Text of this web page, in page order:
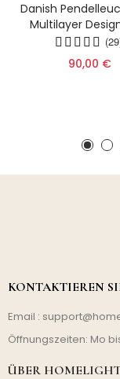
Danish
Multilayer
90,00 €
KONTAKTIEREN
Email :
Öffnungszeiten: Mo
ÜBER